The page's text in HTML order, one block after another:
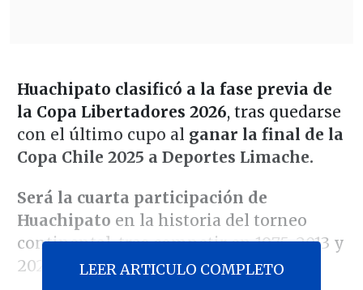
Huachipato clasificó a la fase previa de
la Copa Libertadores 2026, tras quedarse
con el último cupo al ganar la final de la
Copa Chile 2025 a Deportes Limache.
Será la cuarta participación de
Huachipato en la historia del torneo
continental, tras competir en 1975, 2013 y
2024.
LEER ARTICULO COMPLETO